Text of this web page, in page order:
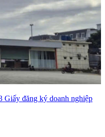
đăng ký doanh nghiệp